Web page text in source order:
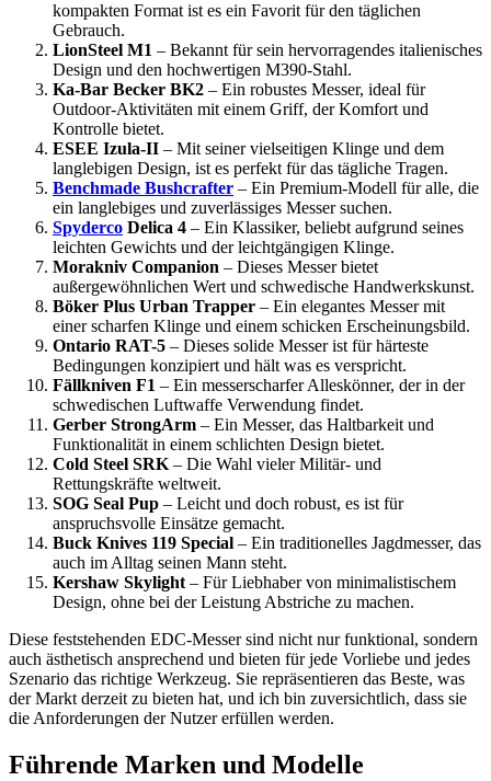
kompakten Format ist es ein Favorit für den täglichen
Gebrauch.
LionSteel M1 – Bekannt für sein hervorragendes italienisches
Design und den hochwertigen M390-Stahl.
Ka-Bar Becker BK2 – Ein robustes Messer, ideal für
Outdoor-Aktivitäten mit einem Griff, der Komfort und
Kontrolle bietet.
ESEE Izula-II – Mit seiner vielseitigen Klinge und dem
langlebigen Design, ist es perfekt für das tägliche Tragen.
Benchmade Bushcrafter – Ein Premium-Modell für alle, die
ein langlebiges und zuverlässiges Messer suchen.
Spyderco Delica 4 – Ein Klassiker, beliebt aufgrund seines
leichten Gewichts und der leichtgängigen Klinge.
Morakniv Companion – Dieses Messer bietet
außergewöhnlichen Wert und schwedische Handwerkskunst.
Böker Plus Urban Trapper – Ein elegantes Messer mit
einer scharfen Klinge und einem schicken Erscheinungsbild.
Ontario RAT-5 – Dieses solide Messer ist für härteste
Bedingungen konzipiert und hält was es verspricht.
Fällkniven F1 – Ein messerscharfer Alleskönner, der in der
schwedischen Luftwaffe Verwendung findet.
Gerber StrongArm – Ein Messer, das Haltbarkeit und
Funktionalität in einem schlichten Design bietet.
Cold Steel SRK – Die Wahl vieler Militär- und
Rettungskräfte weltweit.
SOG Seal Pup – Leicht und doch robust, es ist für
anspruchsvolle Einsätze gemacht.
Buck Knives 119 Special – Ein traditionelles Jagdmesser, das
auch im Alltag seinen Mann steht.
Kershaw Skylight – Für Liebhaber von minimalistischem
Design, ohne bei der Leistung Abstriche zu machen.
Diese feststehenden EDC-Messer sind nicht nur funktional, sondern
auch ästhetisch ansprechend und bieten für jede Vorliebe und jedes
Szenario das richtige Werkzeug. Sie repräsentieren das Beste, was
der Markt derzeit zu bieten hat, und ich bin zuversichtlich, dass sie
die Anforderungen der Nutzer erfüllen werden.
Führende Marken und Modelle